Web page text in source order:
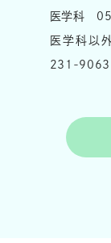
医学科
医学科以
231-9063